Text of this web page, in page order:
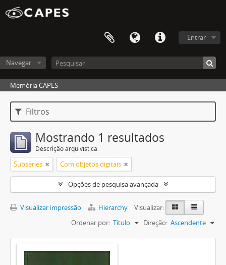
Entrar
Navegar
Memória CAPES
Filtros
Mostrando 1 resultados
Descrição arquivística
Subséries Com objetos digitais
Opções de pesquisa avançada
Visualizar impressão Hierarchy
Visualizar:
Ordenar por: Título Direção: Ascendente